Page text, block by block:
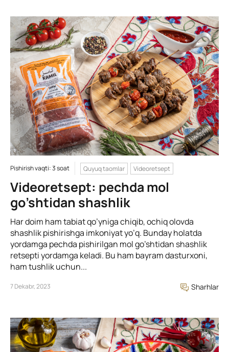
Pishirish vaqti: 3 soat Quyuq taomlar Videoretsept
Videoretsept: pechda mol
go’shtidan shashlik
Har doim ham tabiat qo’yniga chiqib, ochiq olovda
shashlik pishirishga imkoniyat yo’q. Bunday holatda
yordamga pechda pishirilgan mol go’shtidan shashlik
retsepti yordamga keladi. Bu ham bayram dasturxoni,
ham tushlik uchun...
7 Dekabr, 2023 Sharhlar